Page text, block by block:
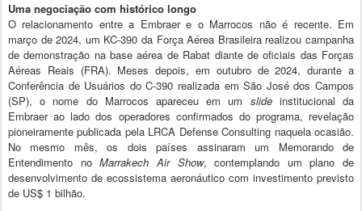
Uma negociação com histórico longo
O relacionamento entre a Embraer e o Marrocos não é recente. Em
março de 2024, um KC-390 da Força Aérea Brasileira realizou campanha
de demonstração na base aérea de Rabat diante de oficiais das Forças
Aéreas Reais (FRA). Meses depois, em outubro de 2024, durante a
Conferência de Usuários do C-390 realizada em São José dos Campos
(SP), o nome do Marrocos apareceu em um slideinstitucional da
Embraer ao lado dos operadores confirmados do programa, revelação
pioneiramente publicada pela LRCA Defense Consulting naquela ocasião.
No mesmo mês, os dois países assinaram um Memorando de
Entendimento noMarrakech Air Show, contemplando um plano de
desenvolvimento de ecossistema aeronáutico com investimento previsto
de US$ 1 bilhão.